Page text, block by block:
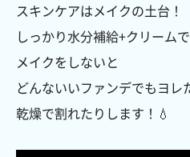
スキンケアはメイクの土台！
しっかり水分補給+クリーム
メイクをしないと
どんないいファンデでもヨレ
乾燥で割れたりします！💧